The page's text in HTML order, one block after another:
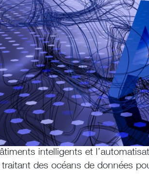
intelligents et
des océans de données